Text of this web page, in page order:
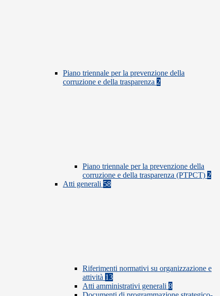
Piano triennale per la prevenzione della
corruzione e della trasparenza 2
Piano triennale per la prevenzione della
corruzione e della trasparenza (PTPCT) 2
Atti generali 58
Riferimenti normativi su organizzazione e
attività 13
Atti amministrativi generali 8